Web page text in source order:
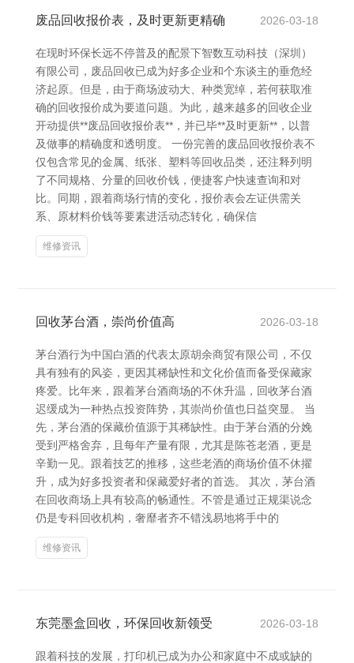
废品回收报价表，及时更新更精确 2026-03-18
在现时环保长远不停普及的配景下智数互动科技（深圳）
有限公司，废品回收已成为好多企业和个东谈主的垂危经
济起原。但是，由于商场波动大、种类宽绰，若何获取准
确的回收报价成为要道问题。为此，越来越多的回收企业
开动提供**废品回收报价表**，并已毕**及时更新**，以普
及做事的精确度和透明度。 一份完善的废品回收报价表不
仅包含常见的金属、纸张、塑料等回收品类，还注释列明
了不同规格、分量的回收价钱，便捷客户快速查询和对
比。同期，跟着商场行情的变化，报价表会左证供需关
系、原材料价钱等要素进活动态转化，确保信
维修资讯
回收茅台酒，崇尚价值高 2026-03-18
茅台酒行为中国白酒的代表太原胡余商贸有限公司，不仅
具有独有的风姿，更因其稀缺性和文化价值而备受保藏家
疼爱。比年来，跟着茅台酒商场的不休升温，回收茅台酒
迟缓成为一种热点投资阵势，其崇尚价值也日益突显。 当
先，茅台酒的保藏价值源于其稀缺性。由于茅台酒的分娩
受到严格舍弃，且每年产量有限，尤其是陈苍老酒，更是
辛勤一见。跟着技艺的推移，这些老酒的商场价值不休擢
升，成为好多投资者和保藏爱好者的首选。 其次，茅台酒
在回收商场上具有较高的畅通性。不管是通过正规渠说念
仍是专科回收机构，奢靡者齐不错浅易地将手中的
维修资讯
东莞墨盒回收，环保回收新领受 2026-03-18
跟着科技的发展，打印机已成为办公和家庭中不成或缺的